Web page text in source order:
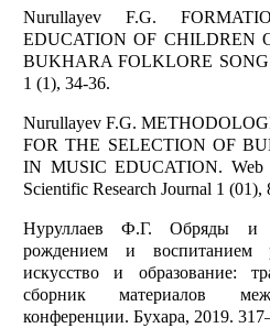
Nurullayev F.G.
EDUCATION OF CHILDREN
BUKHARA FOLKLORE
1 (1), 34-36.
Nurullayev F.G.
FOR THE SELECTION OF
IN MUSIC EDUCATION. Web
Scientific Research Journal 1 (01),
Нуруллаев Ф.Г. Обряды и
рождением и воспитанием
искусство и образование:
сборник материалов
конференции. Бухара, 2019.